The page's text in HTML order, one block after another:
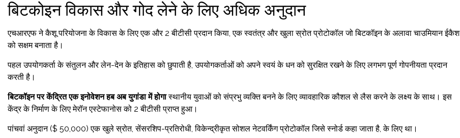
बिटकोइन विकास और गोद लेने के लिए अधिक अनुदान
एचआरएफ ने कैशू परियोजना के विकास के लिए एक और 2 बीटीसी प्रदान किया, एक स्वतंत्र और खुला स्रोत प्रोटोकॉल जो बिटकॉइन के अलावा चाउमियान ईकैश
को सक्षम बनाता है।
पहल उपयोगकर्ता के संतुलन और लेन-देन के इतिहास को छुपाती है, उपयोगकर्ताओं को अपने स्वयं के धन को सुरक्षित रखने के लिए लगभग पूर्ण गोपनीयता प्रदान
करती है।
बिटकॉइन पर केंद्रित एक इनोवेशन हब अब युगांडा में होगास्थानीय युवाओं को संप्रभु व्यक्ति बनने के लिए व्यावहारिक कौशल से लैस करने के लक्ष्य के साथ। इस
केंद्र के निर्माण के लिए मेरॉन एस्टेफानोस को 2 बीटीसी प्राप्त हुआ।
पांचवां अनुदान ($ 50,000) एक खुले स्रोत, सेंसरशिप-प्रतिरोधी, विकेन्द्रीकृत सोशल नेटवर्किंग प्रोटोकॉल जिसे स्नोर्ड कहा जाता है, के लिए था।